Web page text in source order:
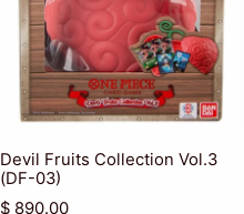
Devil Fruits Collection Vol.3
(DF-03)
Precio habitual
$ 890.00